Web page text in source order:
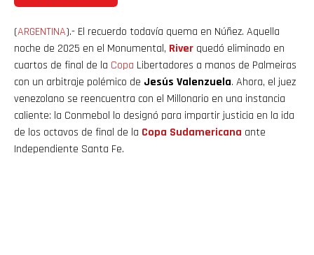
(ARGENTINA).- El recuerdo todavía quema en Núñez. Aquella
noche de 2025 en el Monumental, River quedó eliminado en
cuartos de final de la Copa Libertadores a manos de Palmeiras
con un arbitraje polémico de Jesús Valenzuela. Ahora, el juez
venezolano se reencuentra con el Millonario en una instancia
caliente: la Conmebol lo designó para impartir justicia en la ida
de los octavos de final de la Copa Sudamericana ante
Independiente Santa Fe.